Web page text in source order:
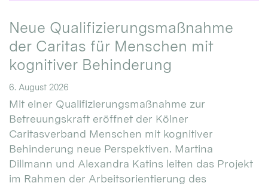
Neue Qualifizierungsmaßnahme
der Caritas für Menschen mit
kognitiver Behinderung
6. August 2026
Mit einer Qualifizierungsmaßnahme zur
Betreuungskraft eröffnet der Kölner
Caritasverband Menschen mit kognitiver
Behinderung neue Perspektiven. Martina
Dillmann und Alexandra Katins leiten das Projekt
im Rahmen der Arbeitsorientierung des